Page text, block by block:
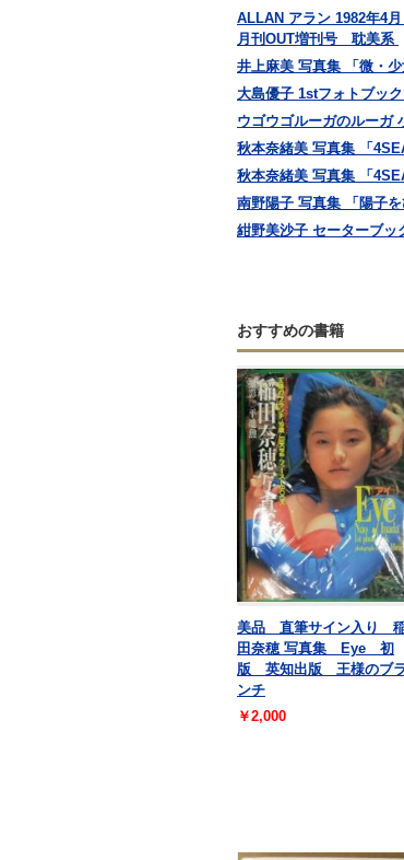
ALLAN アラン 1982年4
月刊OUT増刊号 耽美系
井上麻美 写真集 「微
大島優子 1stフォトブッ
ウゴウゴルーガのルーガ
秋本奈緒美 写真集 「
秋本奈緒美 写真集 「
南野陽子 写真集 「陽子
紺野美沙子 セーターブッ
おすすめの書籍
美品 直筆サイン入り
田奈穂 写真集 Eye 初
版 英知出版 王様のブ
ンチ
￥2,000